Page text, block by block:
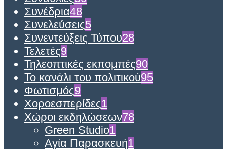
Συνέδρια48
Συνελεύσεις5
Συνεντεύξεις Τύπου28
Τελετές9
Τηλεοπτικές εκπομπές90
Το κανάλι του πολιτικού95
Φωτισμός9
Χοροεσπερίδες1
Χώροι εκδηλώσεων78
Green Studio1
Αγία Παρασκευή1